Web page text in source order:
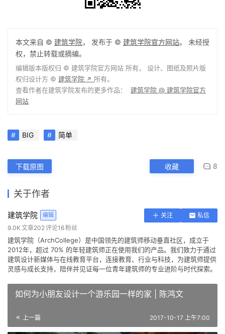
本文来自 © 建筑学院， 发布于 © 建筑学院官方网站。 未经授
权，禁止转载或摘编。
编辑版本版权归 © 建筑学院官方网站 所有， 设计、图纸及照片版
权归设计方 © 建筑学院 ↗ 所有。
查看作者在建筑学院发布的更多作品： 建筑学院 @ 建筑学院官方
网站
BIG 简单
下载原图 收藏 8
关于作者
建筑学院 编辑 关注
私信
9.0K 文章202评论16粉丝
建筑学院（ArchCollege）是中国领先的建筑师移动垂直社区，成立于
2012年，超过 70% 的年轻建筑师正在使用我们的产品。我们致力于通过
建筑设计新媒体与在线教育平台，连接教育、行业与科技，为建筑师提供
灵感与成长支持，陪伴并见证每一位青年建筑师的专业进阶与时代探索。
如何为小朋友设计一个游乐园一样的家 | 陈鸿文
上一篇 2017-10-17 上午7:00